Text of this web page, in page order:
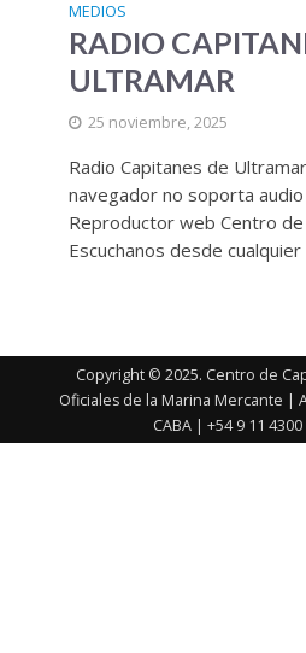
MEDIOS
RADIO
ULTRAMAR
25 noviembre, 2025
Radio Capitanes de
navegador no soporta
Reproductor web Centro
Escuchanos desde
Copyright © 2025. Centro de
Oficiales de la Marina Mercante |
CABA | +54 9 11